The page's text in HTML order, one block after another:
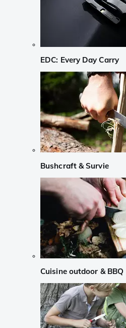
EDC: Every Day Carry
Bushcraft & Survie
Cuisine outdoor & BBQ